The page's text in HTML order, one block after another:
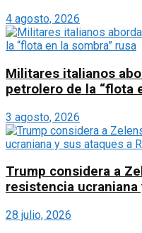
4 agosto, 2026
Militares italianos
petrolero de la “flota
3 agosto, 2026
Trump considera a
resistencia ucraniana
28 julio, 2026